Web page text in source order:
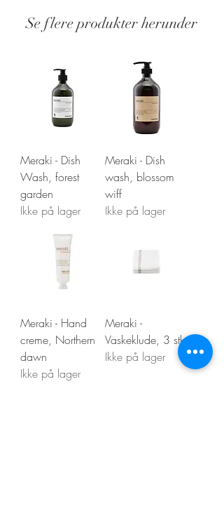
Se flere produkter herunder
Stand: Ny
Meraki - Dish
Wash, forest
garden
Ikke på lager
Meraki - Dish
wash, blossom
wiff
Ikke på lager
Meraki - Hand
creme, Northern
dawn
Ikke på lager
Meraki -
Vaskeklude, 3 stk
Ikke på lager